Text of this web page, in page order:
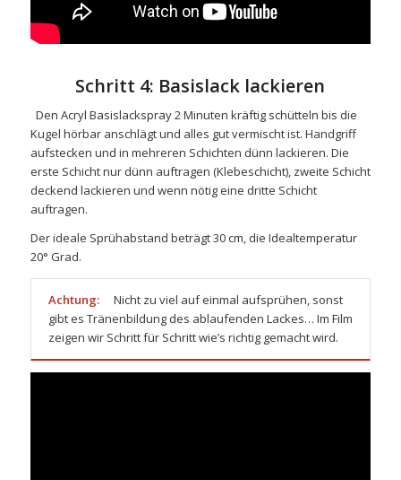
Schritt 4: Basislack lackieren
Den Acryl Basislackspray2 Minuten kräftig schütteln bis die
Kugel hörbar anschlägt und alles gut vermischt ist. Handgriff
aufstecken und in mehreren Schichten dünn lackieren. Die
erste Schicht nur dünn auftragen (Klebeschicht), zweite Schicht
deckend lackieren und wenn nötig eine dritte Schicht
auftragen.
Der ideale Sprühabstand beträgt 30 cm, die Idealtemperatur
20° Grad.
Achtung:
Nicht zu viel auf einmal aufsprühen, sonst
gibt es Tränenbildung des ablaufenden Lackes… Im Film
zeigen wir Schritt für Schritt wie’s richtig gemacht wird.